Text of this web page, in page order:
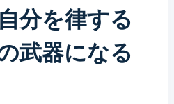
分を律する
武器になる